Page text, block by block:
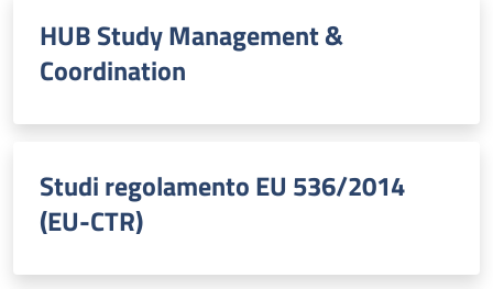
HUB Study Management &
Coordination
Studi regolamento EU 536/2014
(EU-CTR)